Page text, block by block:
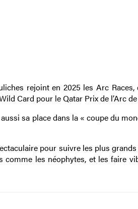
rejoint en 2025 les Arc Races,
Card pour le Qatar Prix de l’Arc
sa place dans la « coupe du
pour suivre les plus
comme les néophytes, et les faire